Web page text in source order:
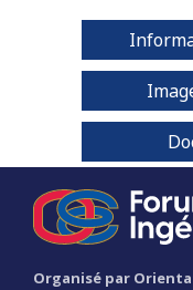
Organisé par